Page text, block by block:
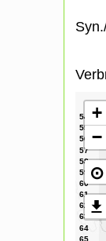
+
−
⊙